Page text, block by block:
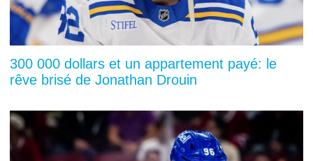
300 000 dollars et un appartement payé: le
rêve brisé de Jonathan Drouin